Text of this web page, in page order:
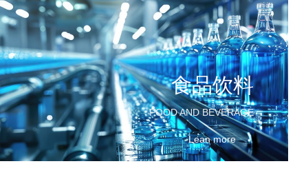
食品饮料
FOOD AND BEVERAGE
Lean more